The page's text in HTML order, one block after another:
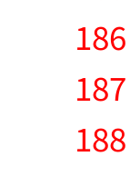
186
187
188